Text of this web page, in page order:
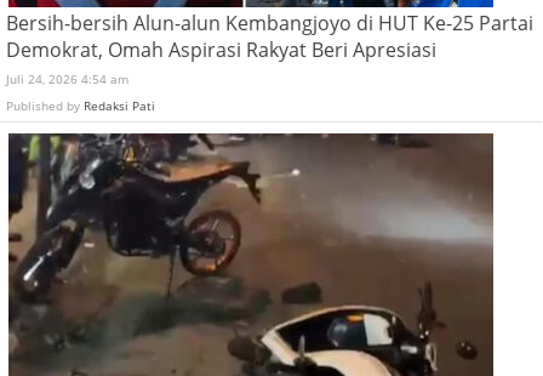
Bersih-bersih Alun-alun Kembangjoyo di HUT Ke-25 Partai
Demokrat, Omah Aspirasi Rakyat Beri Apresiasi
Juli 24, 2026 4:54 am
Published by Redaksi Pati